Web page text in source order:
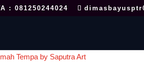
: 081250244024